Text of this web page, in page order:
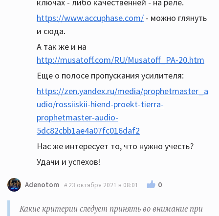
https://www.accuphase.com/ - можно глянуть
и сюда.
А так же и на
http://musatoff.com/RU/Musatoff_PA-20.htm
Еще о полосе пропускания усилителя:
https://zen.yandex.ru/media/prophetmaster_a
udio/rossiiskii-hiend-proekt-tierra-
prophetmaster-audio-
5dc82cbb1ae4a07fc016daf2
Нас же интересует то, что нужно учесть?
Удачи и успехов!
Adenotom 23 октября 2021 в 08:01 0
Какие критерии следует принять во внимание при